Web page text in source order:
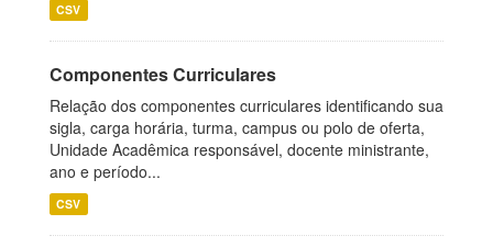
CSV
Componentes Curriculares
Relação dos componentes curriculares identificando sua
sigla, carga horária, turma, campus ou polo de oferta,
Unidade Acadêmica responsável, docente ministrante,
ano e período...
CSV